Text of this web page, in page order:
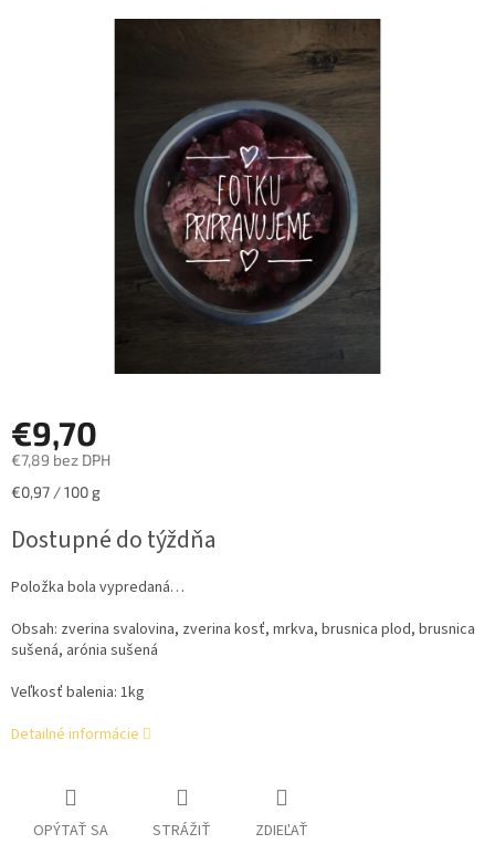
€9,70
€7,89 bez DPH
Jednotková
€0,97 / 100 g
Dostupné do týždňa
Položka bola vypredaná…
Obsah: zverina svalovina, zverina kosť, mrkva, brusnica plod, brusnica
sušená, arónia sušená
Veľkosť balenia: 1kg
Detailné informácie
OPÝTAŤ SA STRÁŽIŤ ZDIEĽAŤ